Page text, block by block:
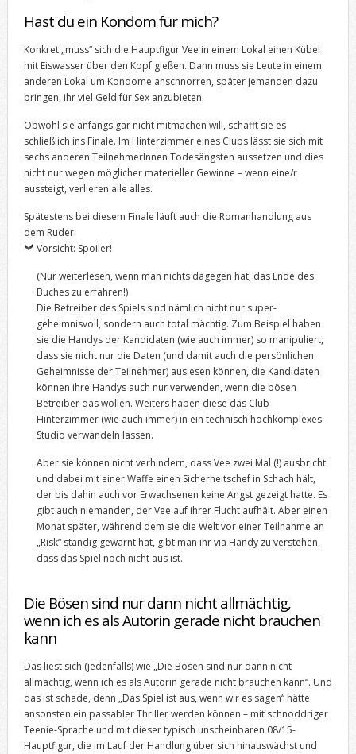
Hast du ein Kondom für mich?
Konkret „muss“ sich die Hauptfigur Vee in einem Lokal einen Kübel
mit Eiswasser über den Kopf gießen. Dann muss sie Leute in einem
anderen Lokal um Kondome anschnorren, später jemanden dazu
bringen, ihr viel Geld für Sex anzubieten.
Obwohl sie anfangs gar nicht mitmachen will, schafft sie es
schließlich ins Finale. Im Hinterzimmer eines Clubs lässt sie sich mit
sechs anderen TeilnehmerInnen Todesängsten aussetzen und dies
nicht nur wegen möglicher materieller Gewinne – wenn eine/r
aussteigt, verlieren alle alles.
Spätestens bei diesem Finale läuft auch die Romanhandlung aus
dem Ruder.
Vorsicht: Spoiler!
(Nur weiterlesen, wenn man nichts dagegen hat, das Ende des
Buches zu erfahren!)
Die Betreiber des Spiels sind nämlich nicht nur super-
geheimnisvoll, sondern auch total mächtig. Zum Beispiel haben
sie die Handys der Kandidaten (wie auch immer) so manipuliert,
dass sie nicht nur die Daten (und damit auch die persönlichen
Geheimnisse der Teilnehmer) auslesen können, die Kandidaten
können ihre Handys auch nur verwenden, wenn die bösen
Betreiber das wollen. Weiters haben diese das Club-
Hinterzimmer (wie auch immer) in ein technisch hochkomplexes
Studio verwandeln lassen.
Aber sie können nicht verhindern, dass Vee zwei Mal (!) ausbricht
und dabei mit einer Waffe einen Sicherheitschef in Schach hält,
der bis dahin auch vor Erwachsenen keine Angst gezeigt hatte. Es
gibt auch niemanden, der Vee auf ihrer Flucht aufhält. Aber einen
Monat später, während dem sie die Welt vor einer Teilnahme an
„Risk“ ständig gewarnt hat, gibt man ihr via Handy zu verstehen,
dass das Spiel noch nicht aus ist.
Die Bösen sind nur dann nicht allmächtig,
wenn ich es als Autorin gerade nicht brauchen
kann
Das liest sich (jedenfalls) wie „Die Bösen sind nur dann nicht
allmächtig, wenn ich es als Autorin gerade nicht brauchen kann“. Und
das ist schade, denn „Das Spiel ist aus, wenn wir es sagen“ hätte
ansonsten ein passabler Thriller werden können – mit schnoddriger
Teenie-Sprache und mit dieser typisch unscheinbaren 08/15-
Hauptfigur, die im Lauf der Handlung über sich hinauswächst und